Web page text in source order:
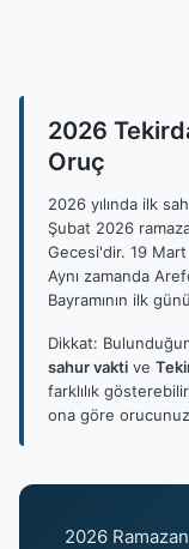
2026
Oruç
2026 yılında ilk
Şubat 2026
Gecesi'dir. 19
Aynı zamanda
Bayramının ilk
Dikkat:
sahur vakti ve
farklılık
ona göre
2026